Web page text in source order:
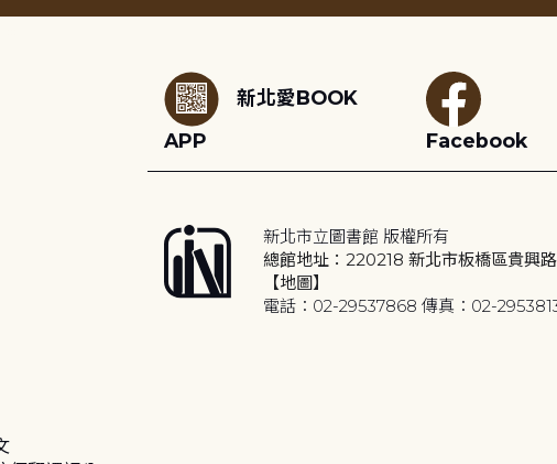
新北愛BOOK
APP
Facebook
新北市立圖書館 版權所有
總館地址：220218 新北市板橋區貴興
【地圖】
電話：02-29537868 傳真：02-